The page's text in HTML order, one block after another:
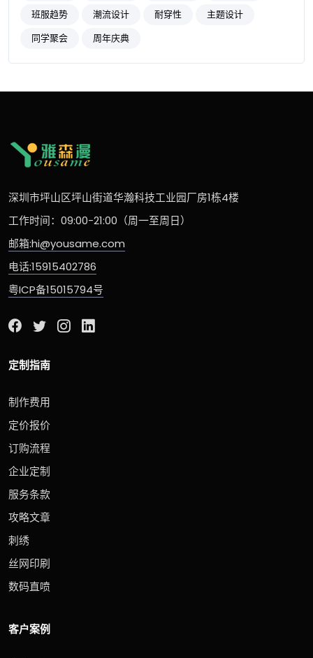
班服趋势
潮流设计 耐穿性
主题设计
同学聚会
周年庆典
深圳市坪山区坪山街道华瀚科技工业园厂房1栋4楼
工作时间：09:00-21:00（周一至周日）
邮箱:hi@yousame.com
电话:15915402786
粤ICP备15015794号
定制指南
制作费用
定价报价
订购流程
企业定制
服务条款
攻略文章
刺绣
丝网印刷
数码直喷
客户案例